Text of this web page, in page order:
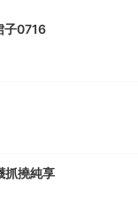
子0716
抓撓純享